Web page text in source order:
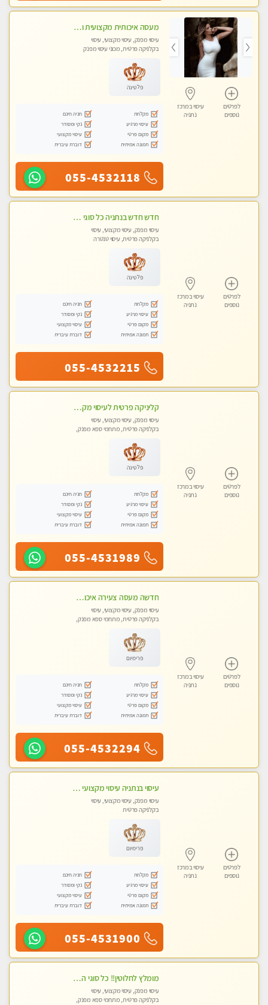
לפרטים
נוספים
עיסוי במרכז
נתניה
מעסה איכותית מקצועית ומפנקת מאוד בנתניה
עיסוי מפנק, עיסוי מקצועי, עיסוי
בקלניקה פרטית, מכוני עיסוי מפנק
פלטינה
מקלחת
חניה חינם
עיסוי מרגיע
נקי ומסודר
מקום פרטי
עיסוי מקצועי
תמונה אמיתית
דוברת עיברית
055-4532118
לפרטים
נוספים
עיסוי במרכז
נתניה
חדש חדש בנתניה כל סוגי העיסויים מעסה מקצועית ואיכותית פרטי!!!
עיסוי מפנק, עיסוי מקצועי, עיסוי
בקלניקה פרטית, עיסוי טנטרה
פלטינה
מקלחת
חניה חינם
עיסוי מרגיע
נקי ומסודר
מקום פרטי
עיסוי מקצועי
תמונה אמיתית
דוברת עיברית
055-4532215
לפרטים
נוספים
עיסוי במרכז
נתניה
קליניקה פרטית לעיסוי מקצועי ואלטרנטיבי ברמה גבוהה VIP תתקשר ..... highly recommended..new in the city
עיסוי מפנק, עיסוי מקצועי, עיסוי
בקלניקה פרטית, מתחמי ספא מפנק,
פלטינה
מקלחת
חניה חינם
עיסוי מרגיע
נקי ומסודר
מקום פרטי
עיסוי מקצועי
תמונה אמיתית
דוברת עיברית
055-4531989
לפרטים
נוספים
עיסוי במרכז
נתניה
חדשה מעסה צעירה איכותית וקלאסית מזמינה אותך לעיסוי נעים מפנק ומרגיע . . . highly recommended..new in the city
עיסוי מפנק, עיסוי מקצועי, עיסוי
בקלניקה פרטית, מתחמי ספא מפנק,
פרימיום
מקלחת
חניה חינם
עיסוי מרגיע
נקי ומסודר
מקום פרטי
עיסוי מקצועי
תמונה אמיתית
דוברת עיברית
055-4532294
לפרטים
נוספים
עיסוי במרכז
נתניה
עיסוי בנתניה עיסוי מקצועי ומפנק. ללא מין
עיסוי מפנק, עיסוי מקצועי, עיסוי
בקלניקה פרטית
פרימיום
מקלחת
חניה חינם
עיסוי מרגיע
נקי ומסודר
מקום פרטי
עיסוי מקצועי
תמונה אמיתית
דוברת עיברית
055-4531900
מומלץ לחלוטין!! כל סוגי העיסויים מעסה מקצועית ואיכותית פרטי!!!
עיסוי מפנק, עיסוי מקצועי, עיסוי
בקלניקה פרטית, מתחמי ספא מפנק,